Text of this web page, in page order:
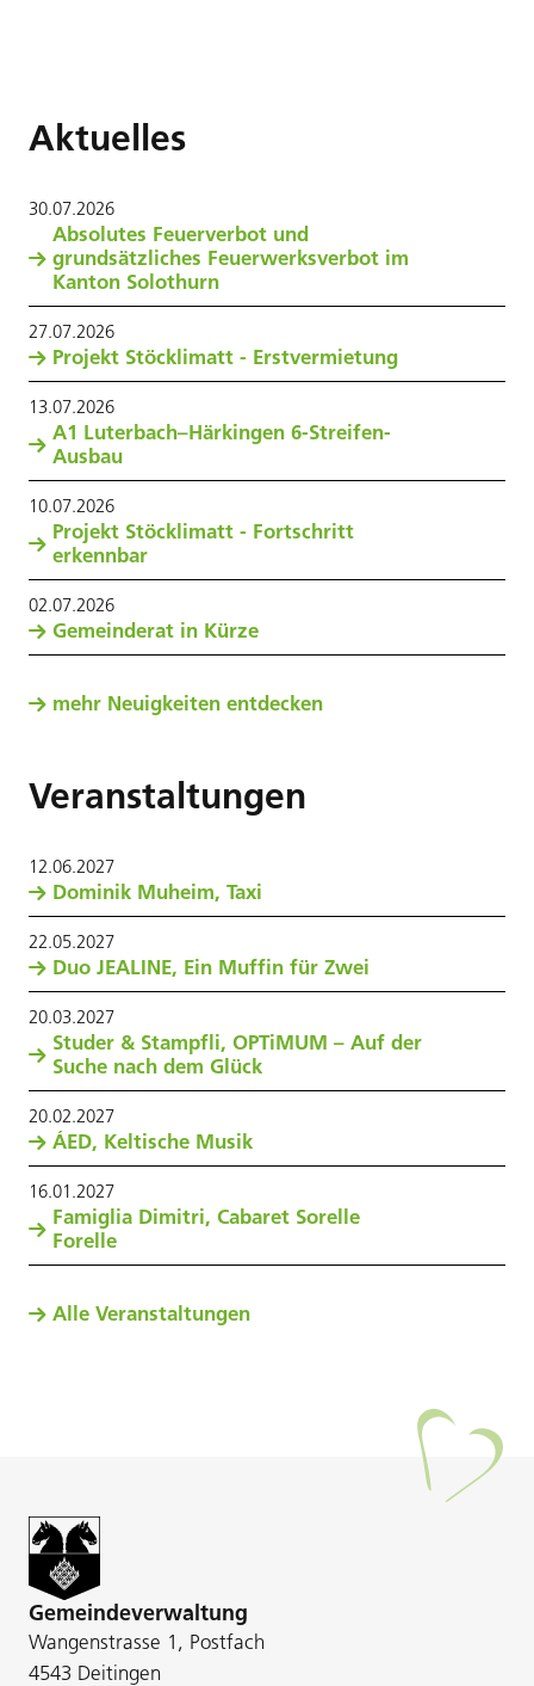
Aktuelles
30.07.2026
Absolutes Feuerverbot und
grundsätzliches Feuerwerksverbot im
Kanton Solothurn
27.07.2026
Projekt Stöcklimatt - Erstvermietung
13.07.2026
A1 Luterbach–Härkingen 6-Streifen-
Ausbau
10.07.2026
Projekt Stöcklimatt - Fortschritt
erkennbar
02.07.2026
Gemeinderat in Kürze
mehr Neuigkeiten entdecken
Veranstaltungen
12.06.2027
Dominik Muheim, Taxi
22.05.2027
Duo JEALINE, Ein Muffin für Zwei
20.03.2027
Studer & Stampfli, OPTiMUM – Auf der
Suche nach dem Glück
20.02.2027
ÁED, Keltische Musik
16.01.2027
Famiglia Dimitri, Cabaret Sorelle
Forelle
Alle Veranstaltungen
Gemeindeverwaltung
Wangenstrasse 1, Postfach
4543 Deitingen